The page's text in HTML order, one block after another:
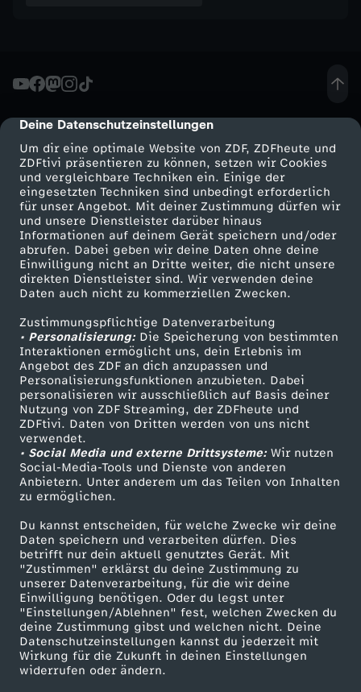
cmp-dialog-description
Deine Datenschutzeinstellungen
Um dir eine optimale Website von ZDF, ZDFheute und
ZDFtivi präsentieren zu können, setzen wir Cookies
und vergleichbare Techniken ein. Einige der
eingesetzten Techniken sind unbedingt erforderlich
für unser Angebot. Mit deiner Zustimmung dürfen wir
und unsere Dienstleister darüber hinaus
Informationen auf deinem Gerät speichern und/oder
abrufen. Dabei geben wir deine Daten ohne deine
Einwilligung nicht an Dritte weiter, die nicht unsere
direkten Dienstleister sind. Wir verwenden deine
Daten auch nicht zu kommerziellen Zwecken.
Zustimmungspflichtige Datenverarbeitung
• Personalisierung:Die Speicherung von bestimmten
Interaktionen ermöglicht uns, dein Erlebnis im
Angebot des ZDF an dich anzupassen und
Personalisierungsfunktionen anzubieten. Dabei
personalisieren wir ausschließlich auf Basis deiner
Nutzung von ZDF Streaming, der ZDFheute und
ZDFtivi. Daten von Dritten werden von uns nicht
verwendet.
• Social Media und externe Drittsysteme:Wir nutzen
Social-Media-Tools und Dienste von anderen
Anbietern. Unter anderem um das Teilen von Inhalten
zu ermöglichen.
Du kannst entscheiden, für welche Zwecke wir deine
Daten speichern und verarbeiten dürfen. Dies
betrifft nur dein aktuell genutztes Gerät. Mit
"Zustimmen" erklärst du deine Zustimmung zu
unserer Datenverarbeitung, für die wir deine
Einwilligung benötigen. Oder du legst unter
"Einstellungen/Ablehnen" fest, welchen Zwecken du
deine Zustimmung gibst und welchen nicht. Deine
Datenschutzeinstellungen kannst du jederzeit mit
Wirkung für die Zukunft in deinen Einstellungen
widerrufen oder ändern.
Mehr ZDF
ZDF-Apps
Smart TV
ZDFtext
Livestreams
Sendungen A-Z
TV-Programm
Service
ZDFmitreden
Kontakt zum ZDF
Tickets
Zuschauerservice
Hilfe
ZDF Unternehmen
Karriere
ZDF goes Schule
Werbefernsehen
Mainzelmännchen